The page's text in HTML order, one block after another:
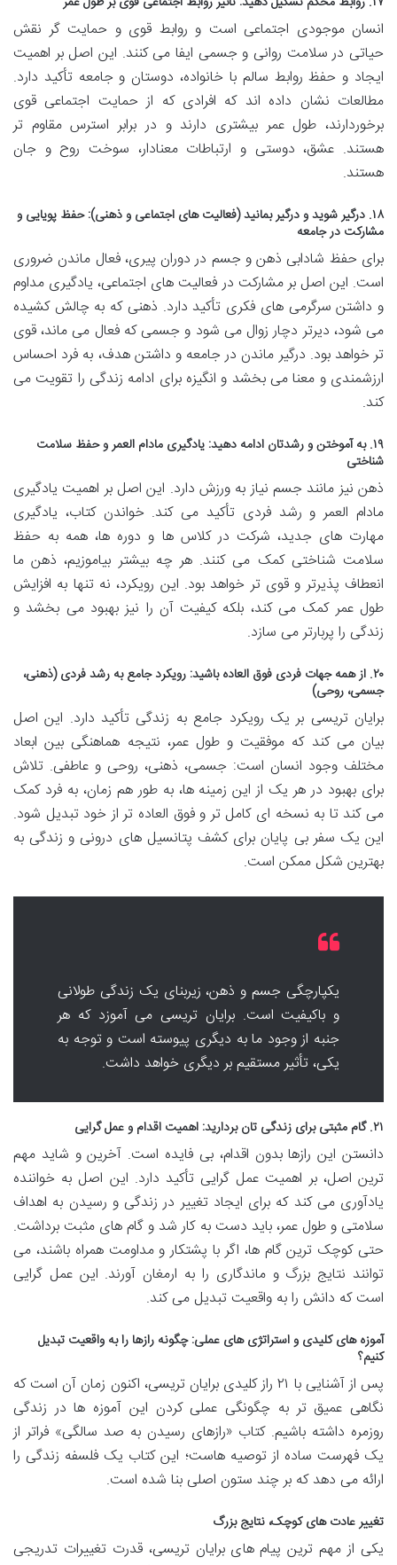
انسان موجودی اجتماعی است و روابط قوی و حمایت گر نقش
حیاتی در سلامت روانی و جسمی ایفا می کنند. این اصل بر اهمیت
ایجاد و حفظ روابط سالم با خانواده، دوستان و جامعه تأکید دارد.
مطالعات نشان داده اند که افرادی که از حمایت اجتماعی قوی
برخوردارند، طول عمر بیشتری دارند و در برابر استرس مقاوم تر
هستند. عشق، دوستی و ارتباطات معنادار، سوخت روح و جان
هستند.
۱۸. درگیر شوید و درگیر بمانید (فعالیت های اجتماعی و ذهنی): حفظ پویایی و
مشارکت در جامعه
برای حفظ شادابی ذهن و جسم در دوران پیری، فعال ماندن ضروری
است. این اصل بر مشارکت در فعالیت های اجتماعی، یادگیری مداوم
و داشتن سرگرمی های فکری تأکید دارد. ذهنی که به چالش کشیده
می شود، دیرتر دچار زوال می شود و جسمی که فعال می ماند، قوی
تر خواهد بود. درگیر ماندن در جامعه و داشتن هدف، به فرد احساس
ارزشمندی و معنا می بخشد و انگیزه برای ادامه زندگی را تقویت می
کند.
۱۹. به آموختن و رشدتان ادامه دهید: یادگیری مادام العمر و حفظ سلامت
شناختی
ذهن نیز مانند جسم نیاز به ورزش دارد. این اصل بر اهمیت یادگیری
مادام العمر و رشد فردی تأکید می کند. خواندن کتاب، یادگیری
مهارت های جدید، شرکت در کلاس ها و دوره ها، همه به حفظ
سلامت شناختی کمک می کنند. هر چه بیشتر بیاموزیم، ذهن ما
انعطاف پذیرتر و قوی تر خواهد بود. این رویکرد، نه تنها به افزایش
طول عمر کمک می کند، بلکه کیفیت آن را نیز بهبود می بخشد و
زندگی را پربارتر می سازد.
۲۰. از همه جهات فردی فوق العاده باشید: رویکرد جامع به رشد فردی (ذهنی،
جسمی، روحی)
برایان تریسی بر یک رویکرد جامع به زندگی تأکید دارد. این اصل
بیان می کند که موفقیت و طول عمر، نتیجه هماهنگی بین ابعاد
مختلف وجود انسان است: جسمی، ذهنی، روحی و عاطفی. تلاش
برای بهبود در هر یک از این زمینه ها، به طور هم زمان، به فرد کمک
می کند تا به نسخه ای کامل تر و فوق العاده تر از خود تبدیل شود.
این یک سفر بی پایان برای کشف پتانسیل های درونی و زندگی به
بهترین شکل ممکن است.
یکپارچگی جسم و ذهن، زیربنای یک زندگی طولانی
و باکیفیت است. برایان تریسی می آموزد که هر
جنبه از وجود ما به دیگری پیوسته است و توجه به
یکی، تأثیر مستقیم بر دیگری خواهد داشت.
۲۱. گام مثبتی برای زندگی تان بردارید: اهمیت اقدام و عمل گرایی
دانستن این رازها بدون اقدام، بی فایده است. آخرین و شاید مهم
ترین اصل، بر اهمیت عمل گرایی تأکید دارد. این اصل به خواننده
یادآوری می کند که برای ایجاد تغییر در زندگی و رسیدن به اهداف
سلامتی و طول عمر، باید دست به کار شد و گام های مثبت برداشت.
حتی کوچک ترین گام ها، اگر با پشتکار و مداومت همراه باشند، می
توانند نتایج بزرگ و ماندگاری را به ارمغان آورند. این عمل گرایی
است که دانش را به واقعیت تبدیل می کند.
آموزه های کلیدی و استراتژی های عملی: چگونه رازها را به واقعیت تبدیل
کنیم؟
پس از آشنایی با ۲۱ راز کلیدی برایان تریسی، اکنون زمان آن است که
نگاهی عمیق تر به چگونگی عملی کردن این آموزه ها در زندگی
روزمره داشته باشیم. کتاب «رازهای رسیدن به صد سالگی» فراتر از
یک فهرست ساده از توصیه هاست؛ این کتاب یک فلسفه زندگی را
ارائه می دهد که بر چند ستون اصلی بنا شده است.
تغییر عادت های کوچک، نتایج بزرگ
یکی از مهم ترین پیام های برایان تریسی، قدرت تغییرات تدریجی